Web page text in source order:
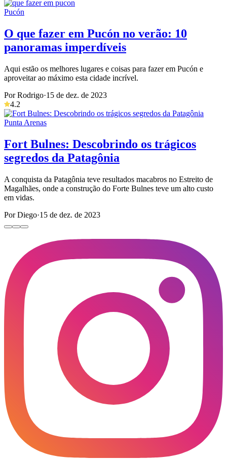
Pucón
O que fazer em Pucón no verão: 10
panoramas imperdíveis
Aqui estão os melhores lugares e coisas para fazer em Pucón e
aproveitar ao máximo esta cidade incrível.
Por Rodrigo·15 de dez. de 2023
4.2
Punta Arenas
Fort Bulnes: Descobrindo os trágicos
segredos da Patagônia
A conquista da Patagônia teve resultados macabros no Estreito de
Magalhães, onde a construção do Forte Bulnes teve um alto custo
em vidas.
Por Diego·15 de dez. de 2023